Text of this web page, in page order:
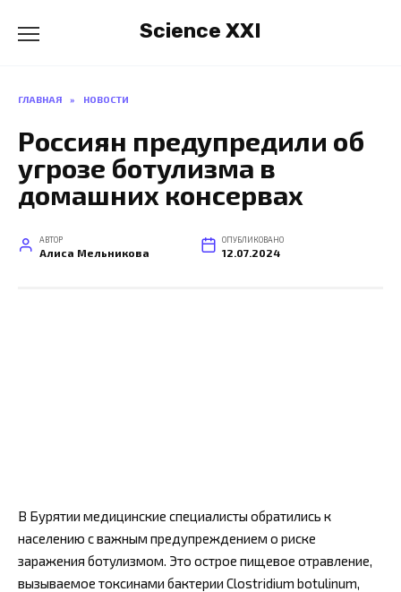
содержанию
Science XXI
ГЛАВНАЯ » НОВОСТИ
Россиян предупредили об
угрозе ботулизма в
домашних консервах
АВТОР
Алиса Мельникова
ОПУБЛИКОВАНО
12.07.2024
В Бурятии медицинские специалисты обратились к
населению с важным предупреждением о риске
заражения ботулизмом. Это острое пищевое отравление,
вызываемое токсинами бактерии Clostridium botulinum,